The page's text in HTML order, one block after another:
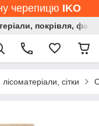
черепицю IKO
покрівля,
сітки